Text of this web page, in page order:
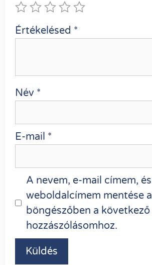
Értékelésed *
Név *
E-mail *
A nevem, e-mail címem, és
weboldalcímem mentése a
böngészőben a következő
hozzászólásomhoz.